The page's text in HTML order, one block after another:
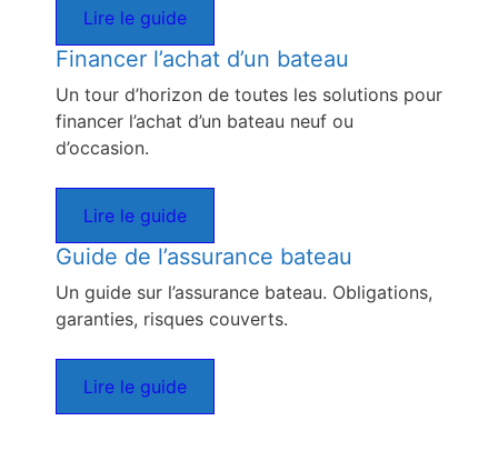
Lire le guide
Financer l’achat d’un bateau
Un tour d’horizon de toutes les solutions pour
financer l’achat d’un bateau neuf ou
d’occasion.
Lire le guide
Guide de l’assurance bateau
Un guide sur l’assurance bateau. Obligations,
garanties, risques couverts.
Lire le guide